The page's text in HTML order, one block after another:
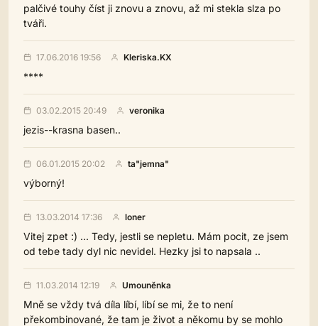
palčivé touhy číst ji znovu a znovu, až mi stekla slza po
tváři.
17.06.2016 19:56 Kleriska.KX
****
03.02.2015 20:49 veronika
jezis--krasna basen..
06.01.2015 20:02 ta"jemna"
výborný!
13.03.2014 17:36 loner
Vitej zpet :) ... Tedy, jestli se nepletu. Mám pocit, ze jsem
od tebe tady dyl nic nevidel. Hezky jsi to napsala ..
11.03.2014 12:19 Umouněnka
Mně se vždy tvá díla líbí, líbí se mi, že to není
překombinované, že tam je život a někomu by se mohlo